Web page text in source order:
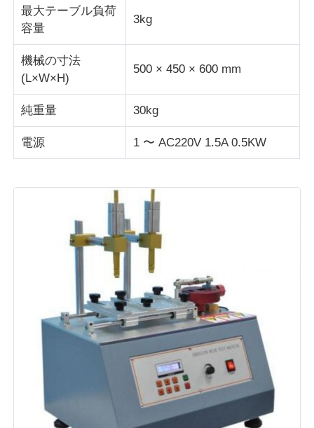
温度および湿気のコントローラー
硬度のテスター
最大テーブル負荷
容量
3kg
機械の寸法
(L×W×H)
500 × 450 × 600 mm
純重量 30kg
電源 1 〜 AC220V 1.5A 0.5KW